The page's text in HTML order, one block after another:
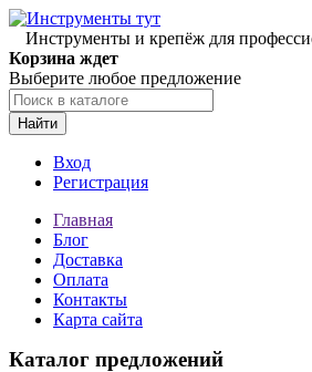
Инструменты и крепёж для
Корзина ждет
Выберите любое предложение
Найти
Вход
Регистрация
Главная
Блог
Доставка
Оплата
Контакты
Карта сайта
Каталог предложений